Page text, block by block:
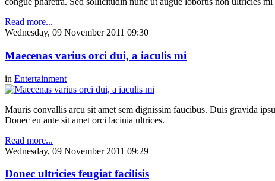
Read more...
Wednesday, 09 November 2011 09:30
Maecenas varius orci dui, a iaculis mi
in Entertainment
Mauris convallis arcu sit amet sem dignissim faucibus. Duis gravida
Donec eu ante sit amet orci lacinia ultrices.
Read more...
Wednesday, 09 November 2011 09:29
Donec ultricies feugiat facilisis